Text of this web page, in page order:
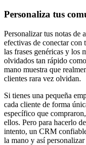
Personaliza tus
Personalizar tus notas de
efectivas de conectar con
las frases genéricas y los
olvidados tan rápido
mano muestra que
clientes rara vez olvidan.
Si tienes una pequeña
cada cliente de forma
específico que
ellos. Pero para hacerlo
intento, un CRM
la mano y así